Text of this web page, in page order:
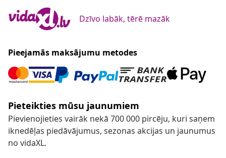
Dzīvo labāk, tērē mazāk
Pieejamās maksājumu metodes
Pieteikties mūsu jaunumiem
Pievienojieties vairāk nekā 700 000 pircēju, kuri saņem
iknedēļas piedāvājumus, sezonas akcijas un jaunumus
no vidaXL.